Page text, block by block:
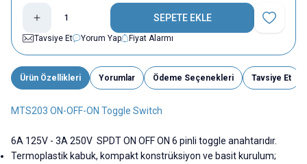
SEPETE EKLE
Favoriye
Tavsiye Et
Yorum Yap Fiyat Alarmı
Ürün Özellikleri Yorumlar Ödeme Seçenekleri Tavsiye Et
MTS203 ON-OFF-ON Toggle Switch
6A 125V - 3A 250V SPDT ON OFF ON 6 pinli toggle anahtarıdır.
Termoplastik kabuk, kompakt konstrüksiyon ve basit kurulum;